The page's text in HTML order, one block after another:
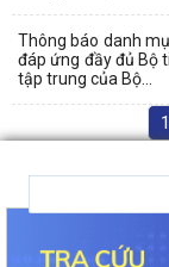
Thông báo danh
đáp ứng đầy đủ Bộ
tập trung của Bộ...
1